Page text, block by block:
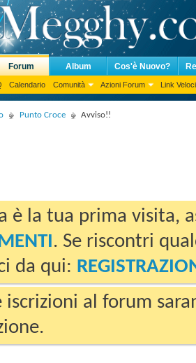
Forum
Calendario Comunità Azioni Forum Link Veloci
Album Cos'è Nuovo?
Punto Croce Avviso!!
è la tua prima visita,
. Se riscontri
da qui:
iscrizioni al forum